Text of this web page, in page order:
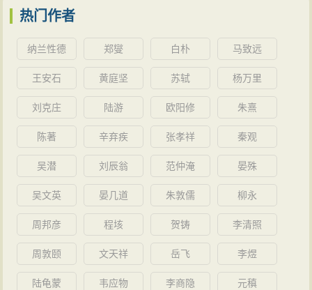
热门作者
纳兰性德 郑燮 白朴 马致远
王安石 黄庭坚 苏轼 杨万里
刘克庄 陆游 欧阳修 朱熹
陈著 辛弃疾 张孝祥 秦观
吴潜 刘辰翁 范仲淹 晏殊
吴文英 晏几道 朱敦儒 柳永
周邦彦 程垓 贺铸 李清照
周敦颐 文天祥 岳飞 李煜
陆龟蒙 韦应物 李商隐 元稹